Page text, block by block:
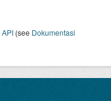
API (see Dokumentasi